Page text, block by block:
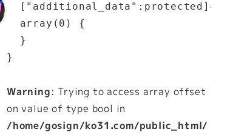
  ["additional_data":protected]=>
  array(0) {
  }
Warning: Trying to access array offset
on value of type bool in
/home/gosign/ko31.com/public_html/